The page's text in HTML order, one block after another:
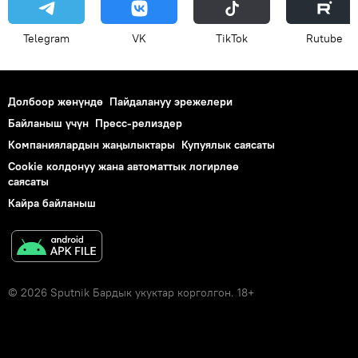
Telegram VK ТikТоk Rutube
Долбоор жөнүндө Пайдалануу эрежелери
Байланыш үчүн Пресс-релиздер
Компаниялардын жаңылыктары Купуялык саясаты
Cookie колдонуу жана автоматтык логирлөө
саясаты
Кайра байланыш
© 2026 Sputnik Бардык укуктар корголгон. 18+